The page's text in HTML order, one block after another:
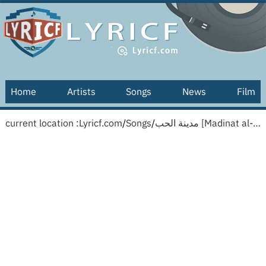
Home Artists Songs News Film
current location :Lyricf.com/Songs/ مدينة الحب [Madinat al-Hob] [Russian translation]